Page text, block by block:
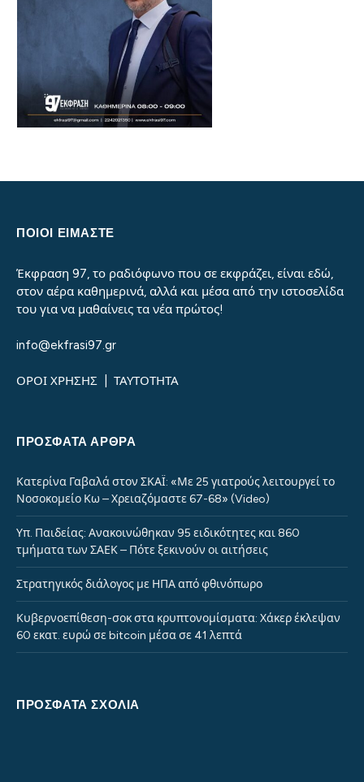
ΠΟΙΟΙ ΕΙΜΑΣΤΕ
Έκφραση 97, το ραδιόφωνο που σε εκφράζει, είναι εδώ,
στον αέρα καθημερινά, αλλά και μέσα από την ιστοσελίδα
του για να μαθαίνεις τα νέα πρώτος!
info@ekfrasi97.gr
ΟΡΟΙ ΧΡΗΣΗΣ ΤΑΥΤΟΤΗΤΑ
ΠΡΌΣΦΑΤΑ ΆΡΘΡΑ
Κατερίνα Γαβαλά στον ΣΚΑΪ: «Με 25 γιατρούς λειτουργεί το
Νοσοκομείο Κω – Χρειαζόμαστε 67-68» (Video)
Υπ. Παιδείας: Ανακοινώθηκαν 95 ειδικότητες και 860
τμήματα των ΣΑΕΚ – Πότε ξεκινούν οι αιτήσεις
Στρατηγικός διάλογος με ΗΠΑ από φθινόπωρο
Κυβερνοεπίθεση-σοκ στα κρυπτονομίσματα: Χάκερ έκλεψαν
60 εκατ. ευρώ σε bitcoin μέσα σε 41 λεπτά
ΠΡΌΣΦΑΤΑ ΣΧΌΛΙΑ